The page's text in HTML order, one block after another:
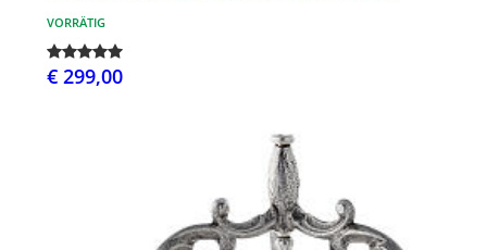
VORRÄTIG
€ 299,00